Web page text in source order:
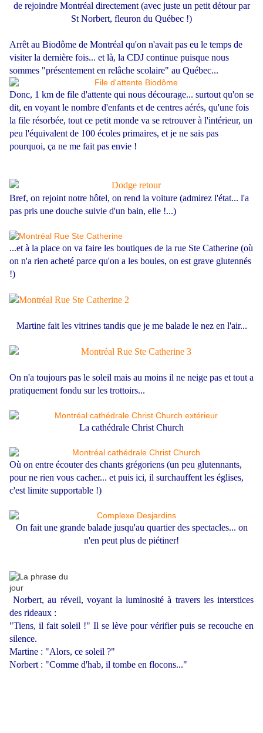
de rejoindre Montréal directement (avec juste un petit détour par
St Norbert, fleuron du Québec !)
Arrêt au Biodôme de Montréal qu'on n'avait pas eu le temps de
visiter la dernière fois... et là, la CDJ continue puisque nous
sommes "présentement en relâche scolaire" au Québec...
Donc, 1 km de file d'attente qui nous décourage... surtout qu'on se
dit, en voyant le nombre d'enfants et de centres aérés, qu'une fois
la file résorbée, tout ce petit monde va se retrouver à l'intérieur, un
peu l'équivalent de 100 écoles primaires, et je ne sais pas
pourquoi, ça ne me fait pas envie !
Bref, on rejoint notre hôtel, on rend la voiture (admirez l'état... l'a
pas pris une douche suivie d'un bain, elle !...)
...et à la place on va faire les boutiques de la rue Ste Catherine (où
on n'a rien acheté parce qu'on a les boules, on est grave glutennés
!)
Martine fait les vitrines tandis que je me balade le nez en l'air...
On n'a toujours pas le soleil mais au moins il ne neige pas et tout a
pratiquement fondu sur les trottoirs...
La cathédrale Christ Church
Où on entre écouter des chants grégoriens (un peu glutennants,
pour ne rien vous cacher... et puis ici, il surchauffent les églises,
c'est limite supportable !)
On fait une grande balade jusqu'au quartier des spectacles... on
n'en peut plus de piétiner!
Norbert, au réveil, voyant la luminosité à travers les interstices
des rideaux :
"Tiens, il fait soleil !" Il se lève pour vérifier puis se recouche en
silence.
Martine : "Alors, ce soleil ?"
Norbert : "Comme d'hab, il tombe en flocons..."